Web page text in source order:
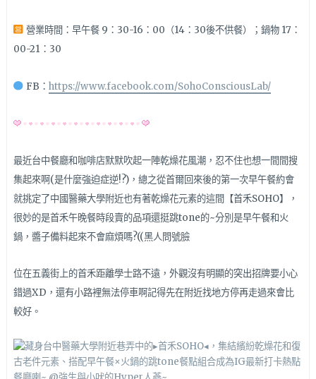
營業時間：早午餐 9：30-16：00（14：30後不供餐）；鍋物 17：
00-21：30
FB： https://www.facebook.com/SohoConsciousLab/
最近台中餐廳和咖啡店默默吹起一陣乾燥花風潮，忍不住也想一間間搜
集起來啊(是什麼強迫症逆!?)，總之從首爾回來後的第一次早午餐約會
就挑定了中國醫藥大學附近也有著乾燥花元素的這間【首禾SOHO】，
很妙的是首禾午晚餐時段賣的品項還挺跳tone的~分別是早午餐和火
鍋，醬子備料起來不會麻煩嗎?((黑人問號臉
位在五義街上的首禾距離學士路不遠，外觀沒有明顯的突出招牌要小心
錯過XD，還有小路裡無法停車啊記得先在附近找地方停再走過來會比
較好。